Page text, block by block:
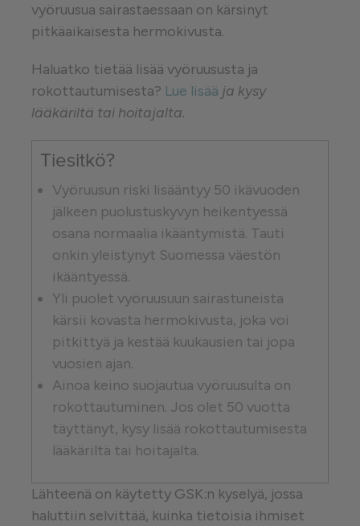
vyöruusua sairastaessaan on kärsinyt
pitkäaikaisesta hermokivusta.
Haluatko tietää lisää vyöruususta ja
rokottautumisesta? Lue lisää ja kysy
lääkäriltä tai hoitajalta.
Tiesitkö?
Vyöruusun riski lisääntyy 50 ikävuoden
jälkeen puolustuskyvyn heikentyessä
osana normaalia ikääntymistä. Tauti
onkin yleistynyt Suomessa väestön
ikääntyessä.
Yli puolet vyöruusuun sairastuneista
kärsii kovasta hermokivusta, joka voi
pitkittyä ja kestää kuukausien tai jopa
vuosien ajan.
Ainoa keino suojautua vyöruusulta on
rokottautuminen. Jos olet 50 vuotta
täyttänyt, kysy lisää rokottautumisesta
lääkäriltä tai hoitajalta.
Lähteenä on käytetty GSK:n kyselyä, jossa
haluttiin selvittää, kuinka tietoisia ihmiset